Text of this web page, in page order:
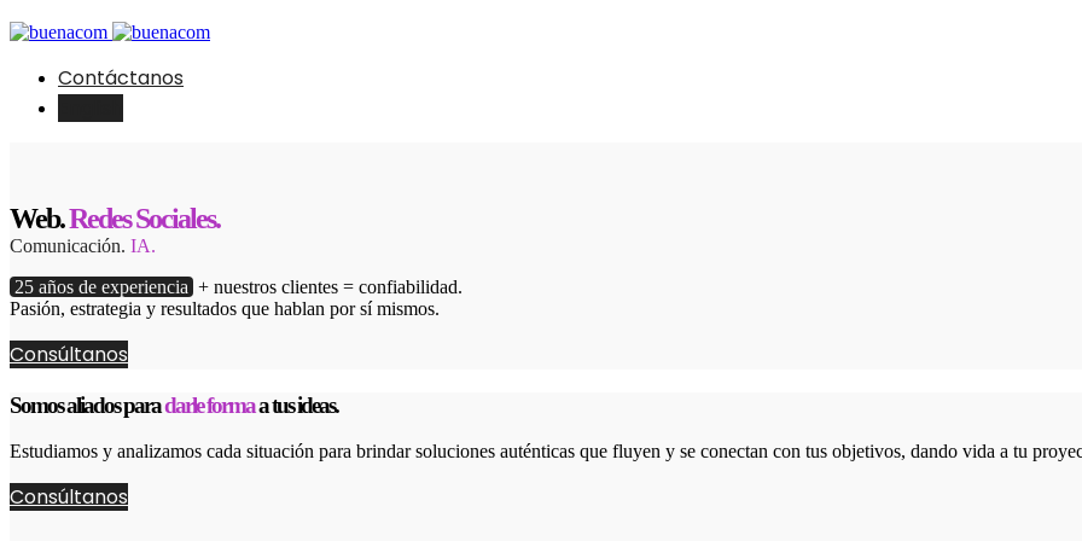
Contáctanos
Web.Redes Sociales.
Comunicación. IA.
25 años de experiencia + nuestros clientes = confiabilidad.
Pasión, estrategia y resultados que hablan por sí mismos.
Consúltanos
Somos aliados paradarle formaa tus ideas.
Estudiamos y analizamos cada situación para brindar soluciones auténticas que fluyen y se conectan con tus objetivos, dando vida a tu
Consúltanos